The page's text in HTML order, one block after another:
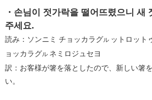
・손님이 젓가락을 떨어뜨렸으니 새
주세요.
読み：ソンニミ チョッカラグル ットロット
ョッカラグル ネミロジュセヨ
訳：お客様が箸を落としたので、新しい箸
い。